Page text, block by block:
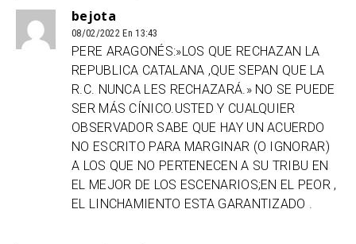
bejota
08/02/2022 En 13:43
PERE ARAGONÉS:»LOS QUE RECHAZAN LA
REPUBLICA CATALANA ,QUE SEPAN QUE LA
R.C. NUNCA LES RECHAZARÁ.» NO SE PUEDE
SER MÁS CÍNICO.USTED Y CUALQUIER
OBSERVADOR SABE QUE HAY UN ACUERDO
NO ESCRITO PARA MARGINAR (O IGNORAR)
A LOS QUE NO PERTENECEN A SU TRIBU EN
EL MEJOR DE LOS ESCENARIOS;EN EL PEOR ,
EL LINCHAMIENTO ESTA GARANTIZADO .